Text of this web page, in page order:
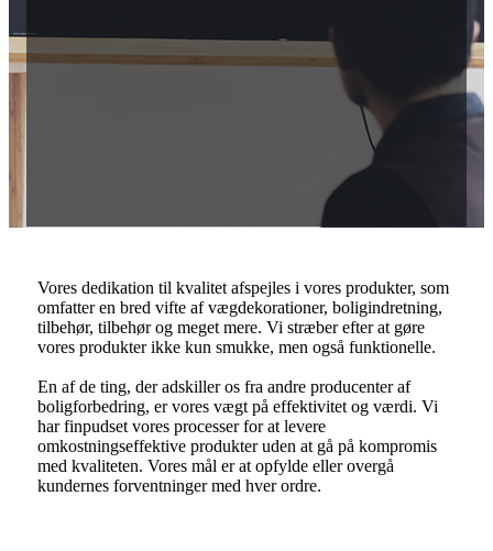
Vores dedikation til kvalitet afspejles i vores produkter, som
omfatter en bred vifte af vægdekorationer, boligindretning,
tilbehør, tilbehør og meget mere. Vi stræber efter at gøre
vores produkter ikke kun smukke, men også funktionelle.
En af de ting, der adskiller os fra andre producenter af
boligforbedring, er vores vægt på effektivitet og værdi. Vi
har finpudset vores processer for at levere
omkostningseffektive produkter uden at gå på kompromis
med kvaliteten. Vores mål er at opfylde eller overgå
kundernes forventninger med hver ordre.